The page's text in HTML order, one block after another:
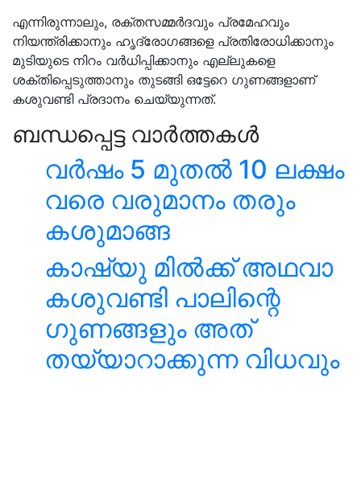
എന്നിരുന്നാലും, രക്തസമ്മർദവും പ്രമേഹവും
നിയന്ത്രിക്കാനും ഹൃദ്രോഗങ്ങളെ പ്രതിരോധിക്കാനും
മുടിയുടെ നിറം വർധിപ്പിക്കാനും എല്ലുകളെ
ശക്തിപ്പെടുത്താനും തുടങ്ങി ഒട്ടേറെ ഗുണങ്ങളാണ്
കശുവണ്ടി പ്രദാനം ചെയ്യുന്നത്.
ബന്ധപ്പെട്ട വാർത്തകൾ
വർഷം 5 മുതൽ 10 ലക്ഷം
വരെ വരുമാനം തരും
കശുമാങ്ങ
കാഷ്യു മില്‍ക്ക് അഥവാ
കശുവണ്ടി പാലിന്റെ
ഗുണങ്ങളും അത്
തയ്യാറാക്കുന്ന വിധവും